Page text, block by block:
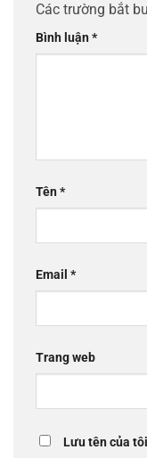
Các trường bắt
Bình luận*
Tên*
Email *
Trang web
Lưu tên của